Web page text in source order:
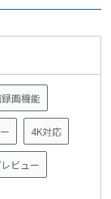
画機能
4K対応
ビュー